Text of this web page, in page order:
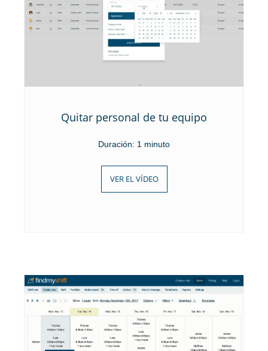
Quitar personal de tu equipo
Duración: 1 minuto
VER EL VÍDEO